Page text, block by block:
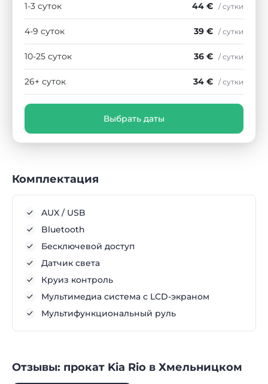
1-3 суток 44 € / сутки
4-9 суток 39 € / сутки
10-25 суток 36 € / сутки
26+ суток 34 € / сутки
Выбрать даты
Комплектация
AUX / USB
Bluetooth
Бесключевой доступ
Датчик света
Круиз контроль
Мультимедиа система с LCD-экраном
Мультифункциональный руль
Отзывы: прокат Kia Rio в Хмельницком